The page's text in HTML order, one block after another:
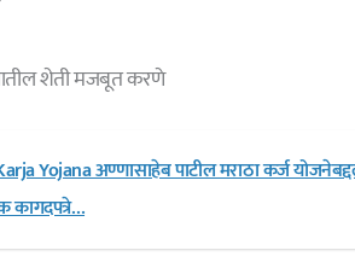
शेती मजबूत करणे
Yojana अण्णासाहेब पाटील मराठा कर्ज
कागदपत्रे…